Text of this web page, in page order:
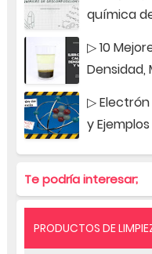
química
▷ 10
Densidad,
▷ Electrón
y Ejemplos
Te podría interesar;
PRODUCTOS DE